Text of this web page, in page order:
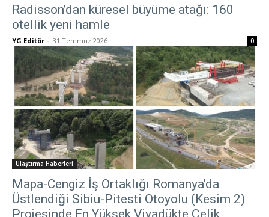
Radisson’dan küresel büyüme atağı: 160
otellik yeni hamle
YG Editör - 31 Temmuz 2026 0
Ulaştırma Haberleri
Mapa-Cengiz İş Ortaklığı Romanya’da
Üstlendiği Sibiu-Pitesti Otoyolu (Kesim 2)
Projesinde En Yüksek Viyadükte Çelik